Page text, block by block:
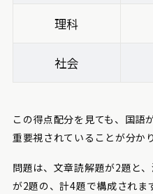
理科
社会
この得点配分を見ても、国語
重要視されていることが分か
問題は、文章読解題が2題と
が2題の、計4題で構成されま